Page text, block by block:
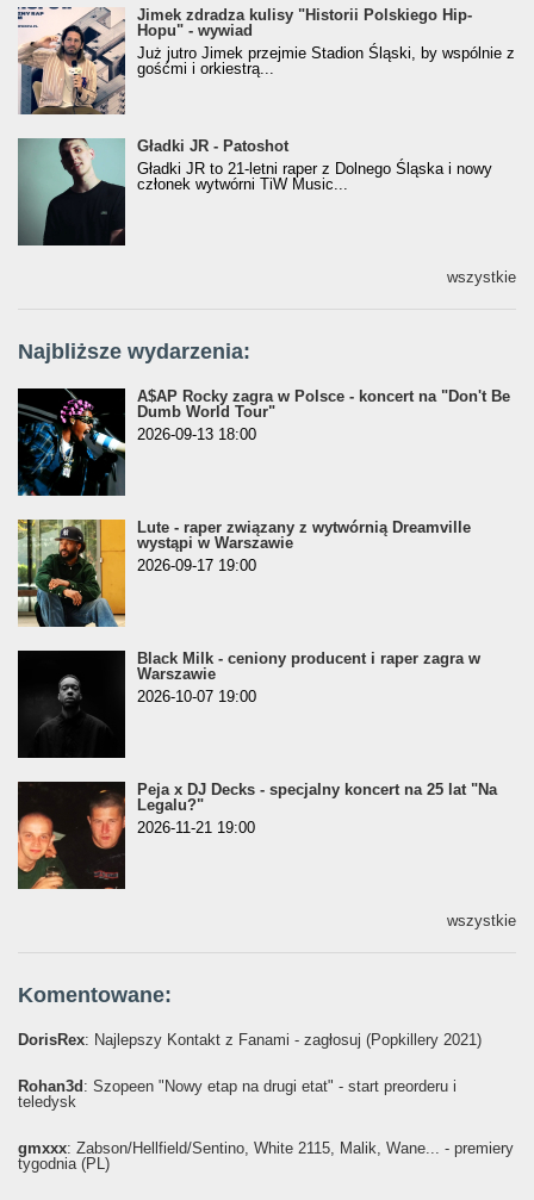
Jimek zdradza kulisy "Historii Polskiego Hip-
Hopu" - wywiad
Jimek zdradza kulisy "Historii Polskiego Hip-
Hopu" - wywiad
Już jutro Jimek przejmie Stadion Śląski, by wspólnie z
gośćmi i orkiestrą...
Gładki JR - Patoshot
Gładki JR - Patoshot
Gładki JR to 21-letni raper z Dolnego Śląska i nowy
członek wytwórni TiW Music...
wszystkie
Najbliższe wydarzenia:
A$AP Rocky zagra w Polsce - koncert na "Don't Be
Dumb World Tour"
2026-09-13 18:00
Lute - raper związany z wytwórnią Dreamville
wystąpi w Warszawie
2026-09-17 19:00
Black Milk - ceniony producent i raper zagra w
Warszawie
2026-10-07 19:00
Peja x DJ Decks - specjalny koncert na 25 lat "Na
Legalu?"
2026-11-21 19:00
wszystkie
Komentowane:
DorisRex: Najlepszy Kontakt z Fanami - zagłosuj (Popkillery 2021)
Rohan3d : Szopeen "Nowy etap na drugi etat" - start preorderu i
teledysk
gmxxx: Żabson/Hellfield/Sentino, White 2115, Malik, Wane... - premiery
tygodnia (PL)